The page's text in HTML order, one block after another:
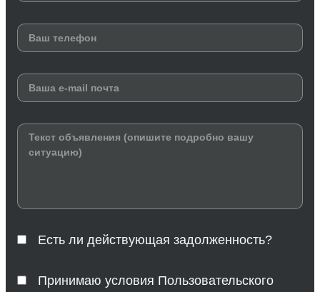
Есть ли действующая задолженность?
Принимаю условия Пользовательского